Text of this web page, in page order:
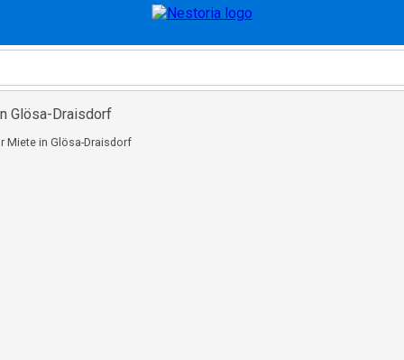
Glösa-Draisdorf
Miete in Glösa-Draisdorf